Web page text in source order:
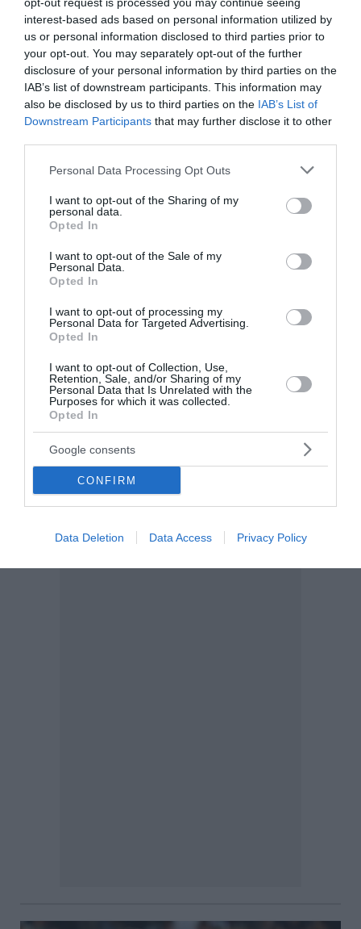
interest-based ads based on personal information utilized by
us or personal information disclosed to third parties prior to
your opt-out. You may separately opt-out of the further
disclosure of your personal information by third parties on the
IAB’s list of downstream participants. This information may
also be disclosed by us to third parties on the IAB’s List of
Downstream Participants that may further disclose it to other
Please note that this website/app uses one or more Google
not limited to your visit or usage behaviour. You may click to
grant or deny consent to Google and its third-party tags to
use your data for below specified purposes in below Google
consent section.
Personal Data Processing Opt Outs
I want to opt-out of the Sharing of my
personal data.
Opted In
I want to opt-out of the Sale of my
Personal Data.
Opted In
I want to opt-out of processing my
Personal Data for Targeted Advertising.
Opted In
I want to opt-out of Collection, Use,
Retention, Sale, and/or Sharing of my
Personal Data that Is Unrelated with the
Purposes for which it was collected.
Opted In
Google consents
CONFIRM
Data Deletion Data Access Privacy Policy
Έβελυν Μητροπούλου: Ασημένιο
Πρωτάθλημα Στίβου Κ20 με
άλμα στα 6,44 μ.
Η Έβελυν Μητροπούλου χάρισε στην Ελλάδα το
πρώτο της μετάλλιο στο Παγκόσμιο Πρωτάθλημα
Στίβου Κ20 στο Όρεγκον των ΗΠΑ, κατακτώντας το
ασημένιο μετάλλιο στο άλμα εις μήκος με εξαιρετική
εμφάνιση στον τελικό. ...
14:15 | 07 Αυγούστου 2026 Αθλητισμός